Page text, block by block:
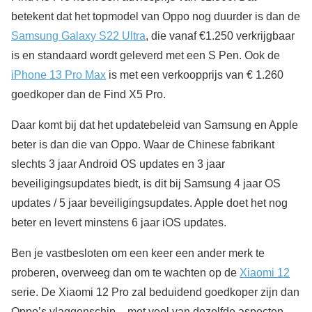
betekent dat het topmodel van Oppo nog duurder is dan de
Samsung Galaxy S22 Ultra, die vanaf €1.250 verkrijgbaar
is en standaard wordt geleverd met een S Pen. Ook de
iPhone 13 Pro Max is met een verkoopprijs van € 1.260
goedkoper dan de Find X5 Pro.
Daar komt bij dat het updatebeleid van Samsung en Apple
beter is dan die van Oppo. Waar de Chinese fabrikant
slechts 3 jaar Android OS updates en 3 jaar
beveiligingsupdates biedt, is dit bij Samsung 4 jaar OS
updates / 5 jaar beveiligingsupdates. Apple doet het nog
beter en levert minstens 6 jaar iOS updates.
Ben je vastbesloten om een keer een ander merk te
proberen, overweeg dan om te wachten op de Xiaomi 12
serie. De Xiaomi 12 Pro zal beduidend goedkoper zijn dan